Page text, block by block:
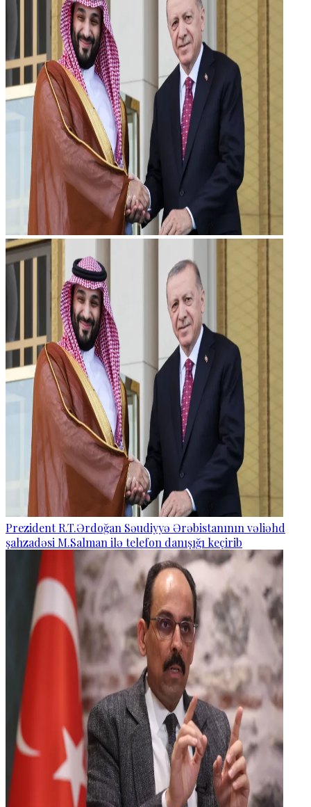
Prezident R.T.Ərdoğan Səudiyyə Ərəbistanının vəliəhd
şahzadəsi M.Salman ilə telefon danışığı keçirib